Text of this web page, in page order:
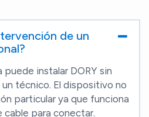
de un
instalar DORY sin
un técnico. El dispositivo no
particular ya que funciona
para conectar.